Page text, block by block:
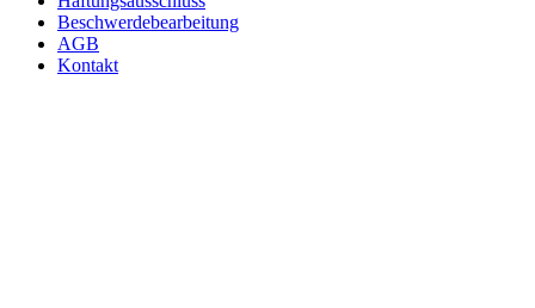
Beschwerdebearbeitung
AGB
Kontakt